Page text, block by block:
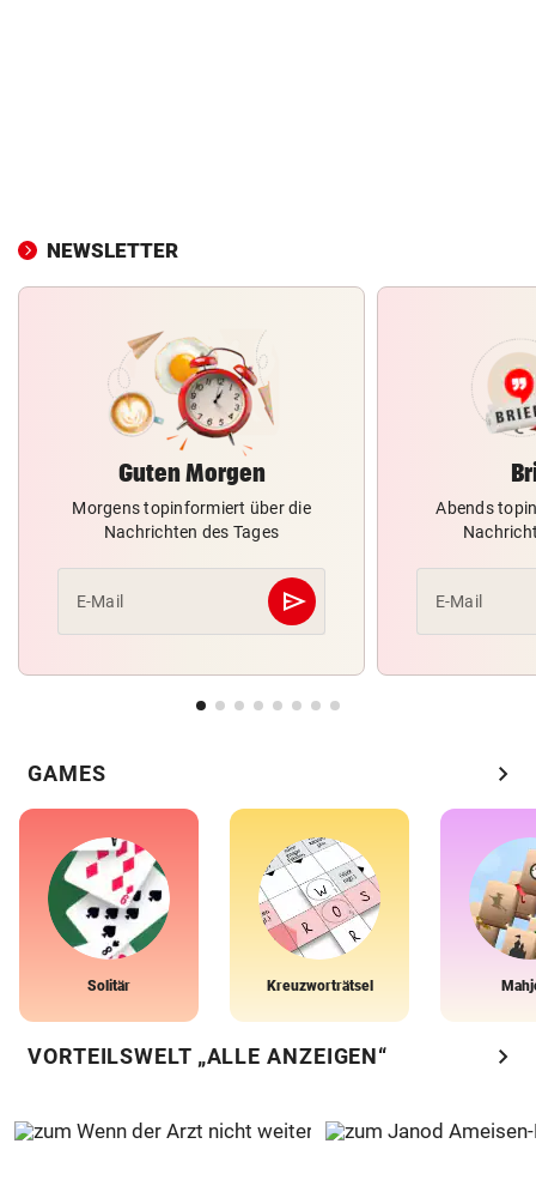
NEWSLETTER
Guten Morgen
Morgens topinformiert über die
Nachrichten des Tages
E-Mail send
Abschicken
Abends
E-Mail
GAMES chevron_right
Solitär Kreuzworträtsel
VORTEILSWELT „ALLE ANZEIGEN“ chevron_right